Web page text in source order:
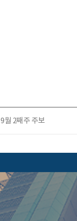
9월 2째주 주보